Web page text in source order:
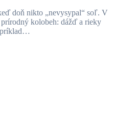
doň nikto „nevysypal“ soľ. V
kolobeh: dážď a rieky